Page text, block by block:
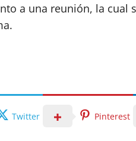
a una reunión, la cual
Twitter Pinterest